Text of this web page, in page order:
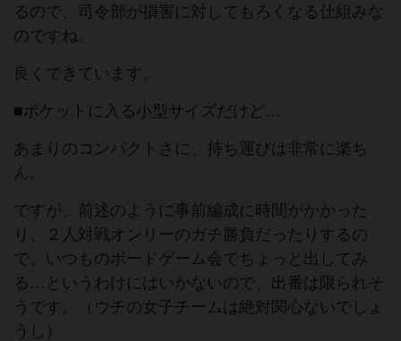
るので、司令部が損害に対してもろくなる仕組みな
のですね。
良くできています。
■ポケットに入る小型サイズだけど…
あまりのコンパクトさに、持ち運びは非常に楽ち
ん。
ですが、前述のように事前編成に時間がかかった
り、２人対戦オンリーのガチ勝負だったりするの
で、いつものボードゲーム会でちょっと出してみ
る…というわけにはいかないので、出番は限られそ
うです。（ウチの女子チームは絶対関心ないでしょ
うし）